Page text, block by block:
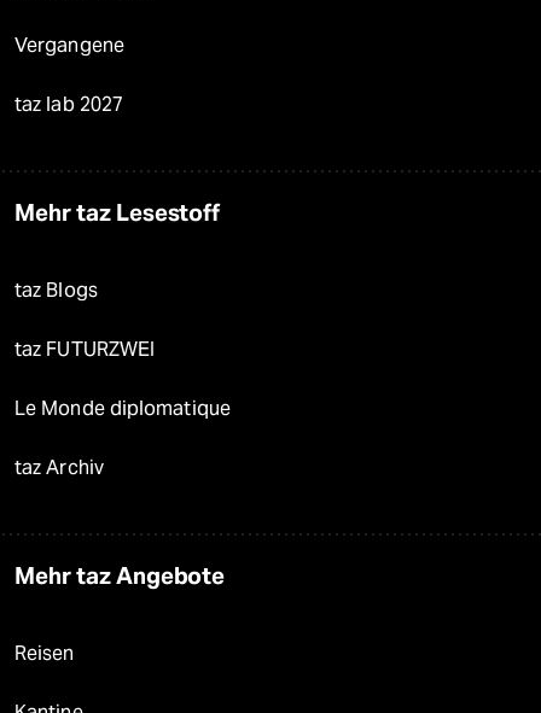
Vergangene
taz lab 2027
Mehr taz Lesestoff
taz Blogs
taz FUTURZWEI
Le Monde diplomatique
taz Archiv
Mehr taz Angebote
Reisen